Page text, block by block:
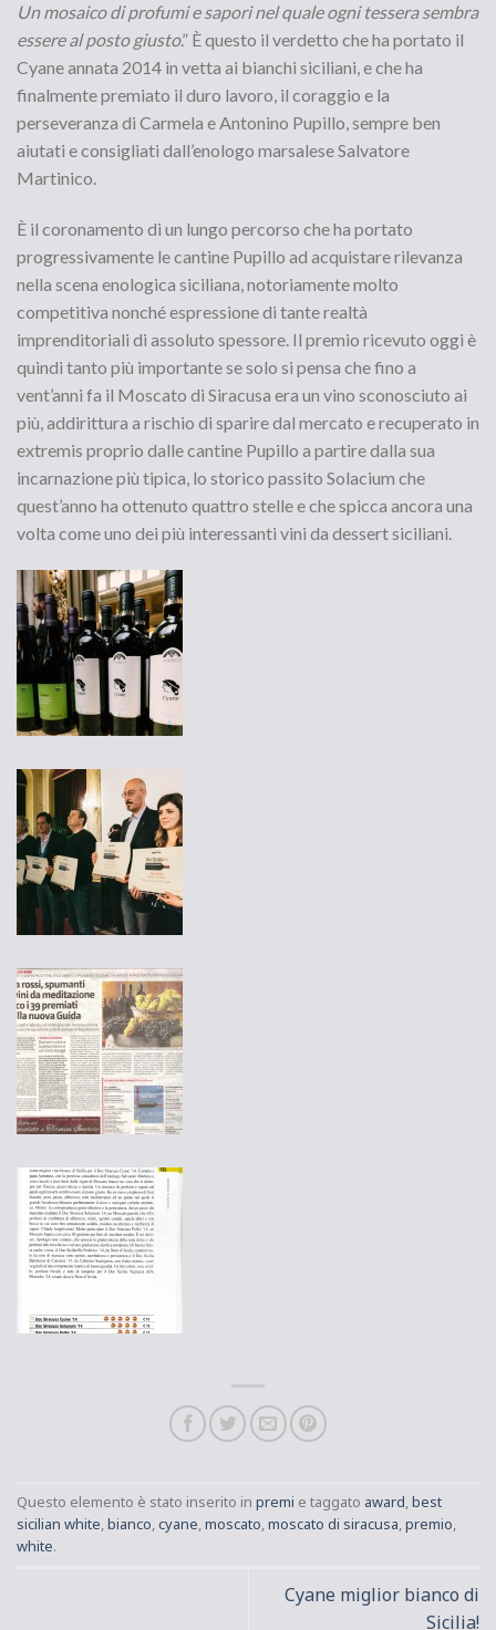
Un mosaico di profumi e sapori nel quale ogni tessera sembra
essere al posto giusto.” È questo il verdetto che ha portato il
Cyane annata 2014 in vetta ai bianchi siciliani, e che ha
finalmente premiato il duro lavoro, il coraggio e la
perseveranza di Carmela e Antonino Pupillo, sempre ben
aiutati e consigliati dall’enologo marsalese Salvatore
Martinico.
È il coronamento di un lungo percorso che ha portato
progressivamente le cantine Pupillo ad acquistare rilevanza
nella scena enologica siciliana, notoriamente molto
competitiva nonché espressione di tante realtà
imprenditoriali di assoluto spessore. Il premio ricevuto oggi è
quindi tanto più importante se solo si pensa che fino a
vent’anni fa il Moscato di Siracusa era un vino sconosciuto ai
più, addirittura a rischio di sparire dal mercato e recuperato in
extremis proprio dalle cantine Pupillo a partire dalla sua
incarnazione più tipica, lo storico passito Solacium che
quest’anno ha ottenuto quattro stelle e che spicca ancora una
volta come uno dei più interessanti vini da dessert siciliani.
Questo elemento è stato inserito in premi e taggato award,best
sicilian white,bianco,cyane,moscato,moscato di siracusa,premio,
white.
Cyane miglior bianco di
Sicilia!